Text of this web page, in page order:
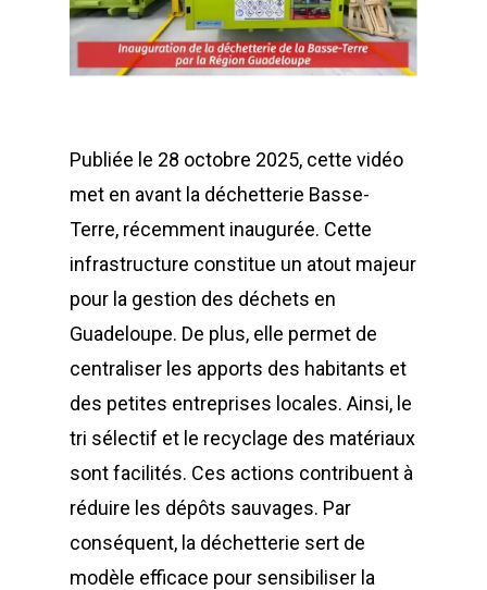
Publiée le 28 octobre 2025, cette vidéo
met en avant la déchetterie Basse-
Terre, récemment inaugurée. Cette
infrastructure constitue un atout majeur
pour la gestion des déchets en
Guadeloupe. De plus, elle permet de
centraliser les apports des habitants et
des petites entreprises locales. Ainsi, le
tri sélectif et le recyclage des matériaux
sont facilités. Ces actions contribuent à
réduire les dépôts sauvages. Par
conséquent, la déchetterie sert de
modèle efficace pour sensibiliser la